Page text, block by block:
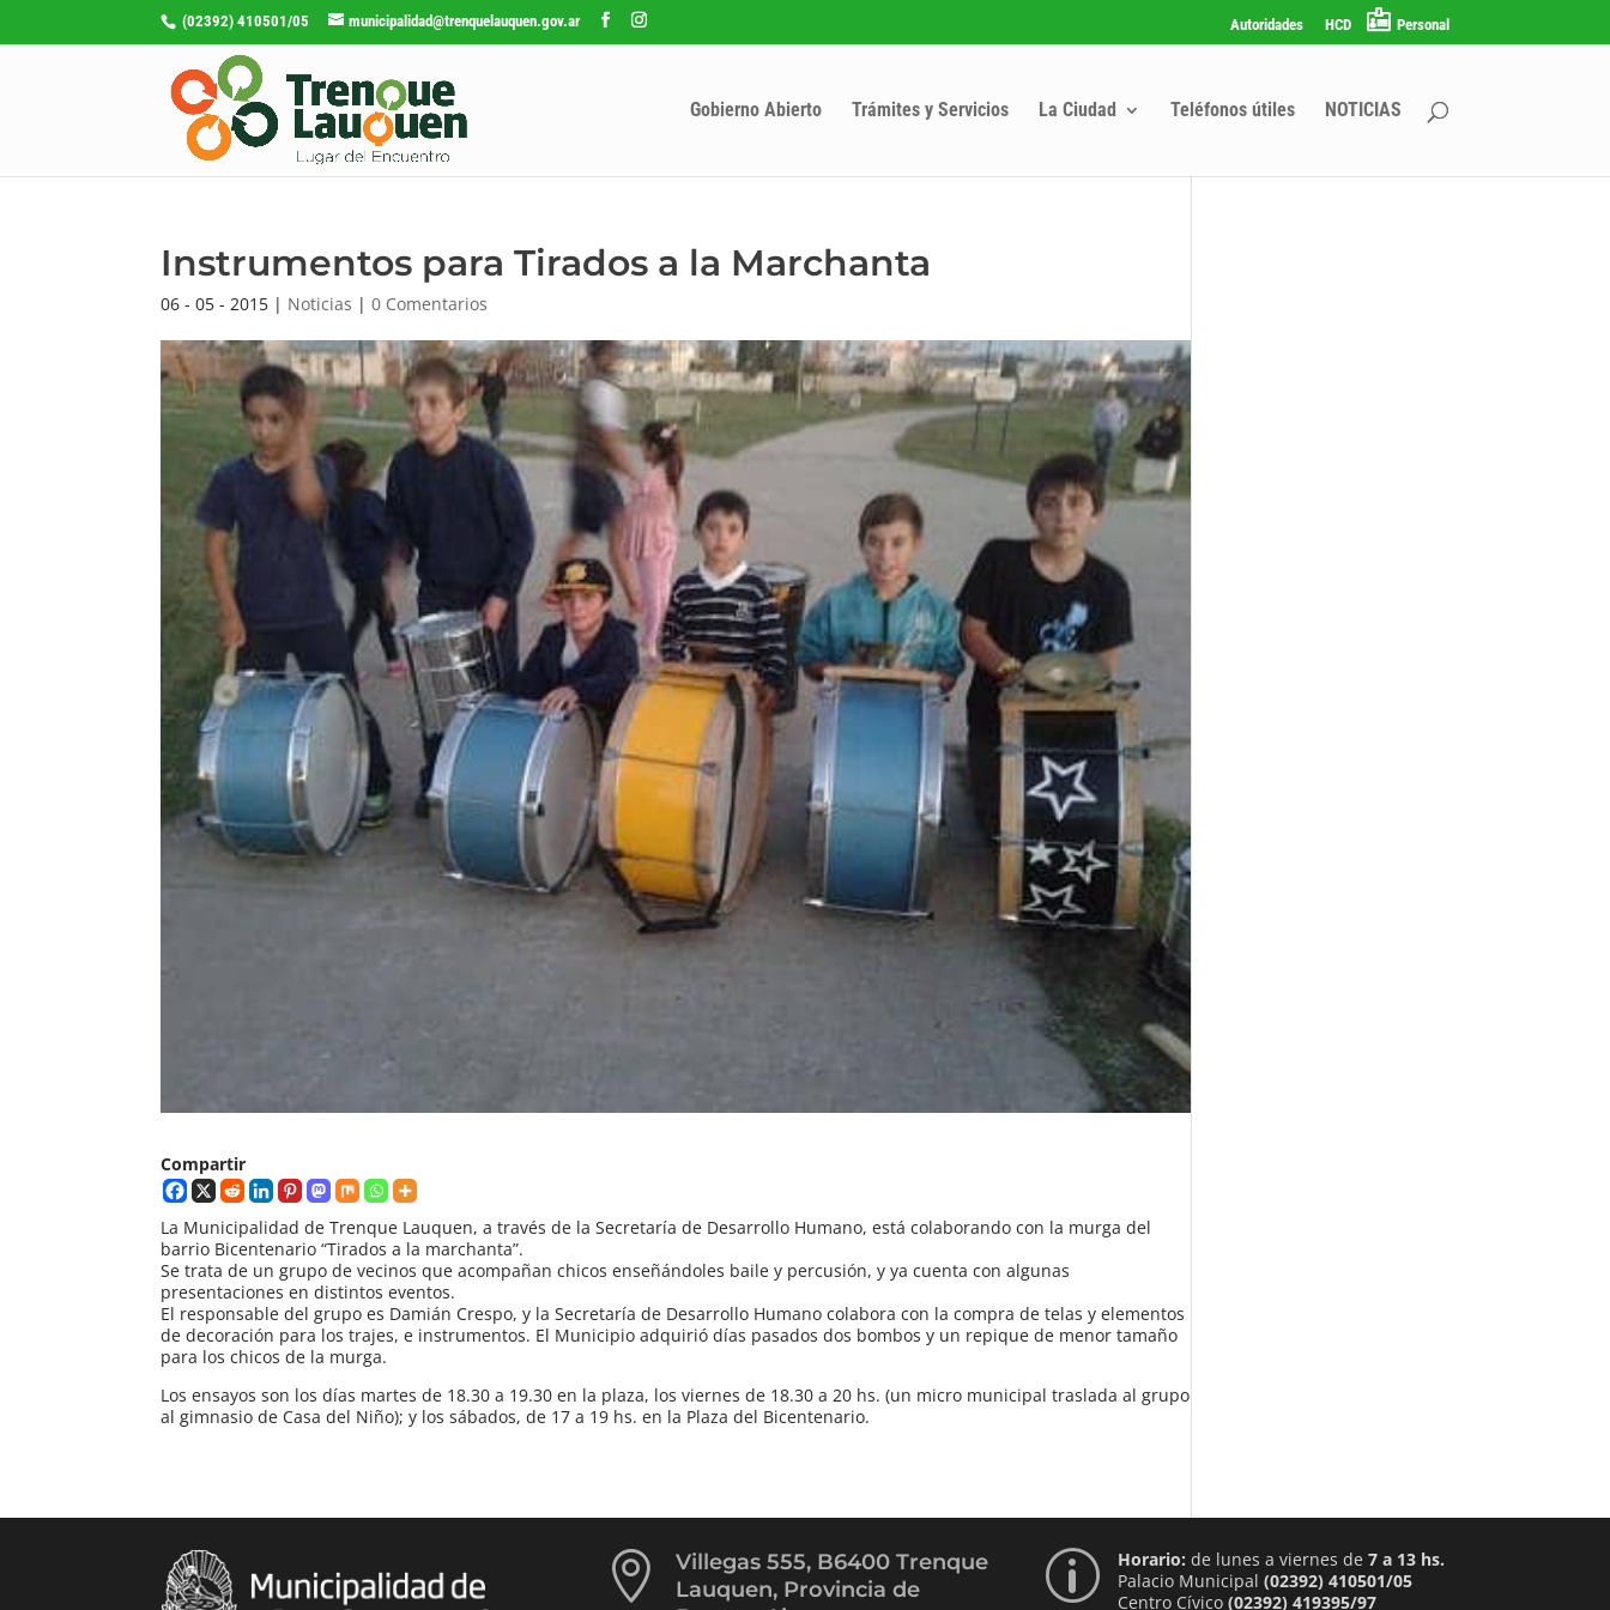
(02392) 410501/05 municipalidad@trenquelauquen.gov.ar Autoridades HCD Personal
Gobierno Abierto Trámites y Servicios La Ciudad Teléfonos útiles NOTICIAS
Instrumentos para Tirados a la Marchanta
06 - 05 - 2015 | Noticias |0 Comentarios
Compartir
La Municipalidad de Trenque Lauquen, a través de la Secretaría de Desarrollo Humano, está colaborando con la murga del
barrio Bicentenario “Tirados a la marchanta”.
Se trata de un grupo de vecinos que acompañan chicos enseñándoles baile y percusión, y ya cuenta con algunas
presentaciones en distintos eventos.
El responsable del grupo es Damián Crespo, y la Secretaría de Desarrollo Humano colabora con la compra de telas y elementos
de decoración para los trajes, e instrumentos. El Municipio adquirió días pasados dos bombos y un repique de menor tamaño
para los chicos de la murga.
Los ensayos son los días martes de 18.30 a 19.30 en la plaza, los viernes de 18.30 a 20 hs. (un micro municipal traslada al grupo
al gimnasio de Casa del Niño); y los sábados, de 17 a 19 hs. en la Plaza del Bicentenario.

Villegas 555, B6400 Trenque
Lauquen, Provincia de
p Horario: de lunes a viernes de 7 a 13 hs.
Palacio Municipal (02392) 410501/05
Centro Cívico (02392) 419395/97